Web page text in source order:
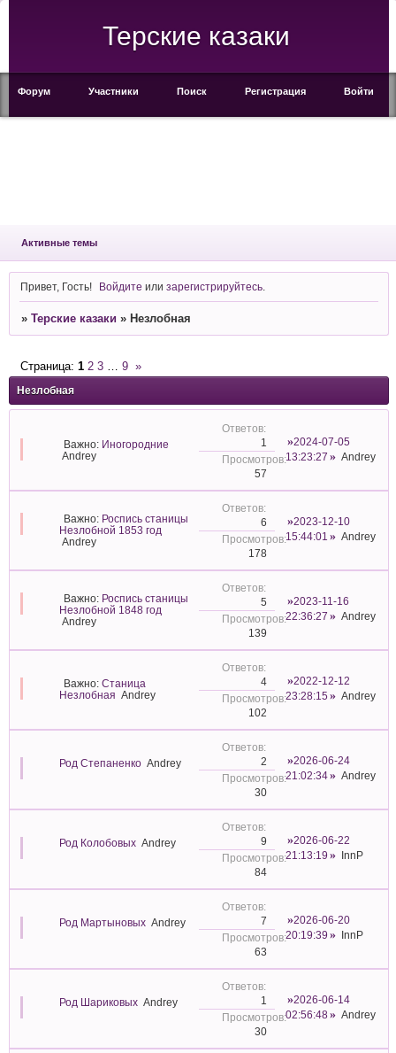
Терские казаки
Форум Участники Поиск Регистрация Войти
Активные темы
Привет, Гость! Войдите илизарегистрируйтесь
» Терские казаки » Незлобная
Незлобная
Страница: 1 2 3 9 »
Важно: Иногородние
Andrey
1
57
2024-07-05
13:23:27
Andrey
Важно: Роспись станицы
Незлобной 1853 год
Andrey
6
178
2023-12-10
15:44:01
Andrey
Важно: Роспись станицы
Незлобной 1848 год
Andrey
5
139
2023-11-16
22:36:27
Andrey
Важно: Станица
Незлобная Andrey
4
102
2022-12-12
23:28:15
Andrey
Род Степаненко Andrey 2
30
2026-06-24
21:02:34
Andrey
Род Колобовых Andrey 9
84
2026-06-22
21:13:19
InnP
Род Мартыновых Andrey 7
63
2026-06-20
20:19:39
InnP
Род Шариковых Andrey 1
30
2026-06-14
02:56:48
Andrey